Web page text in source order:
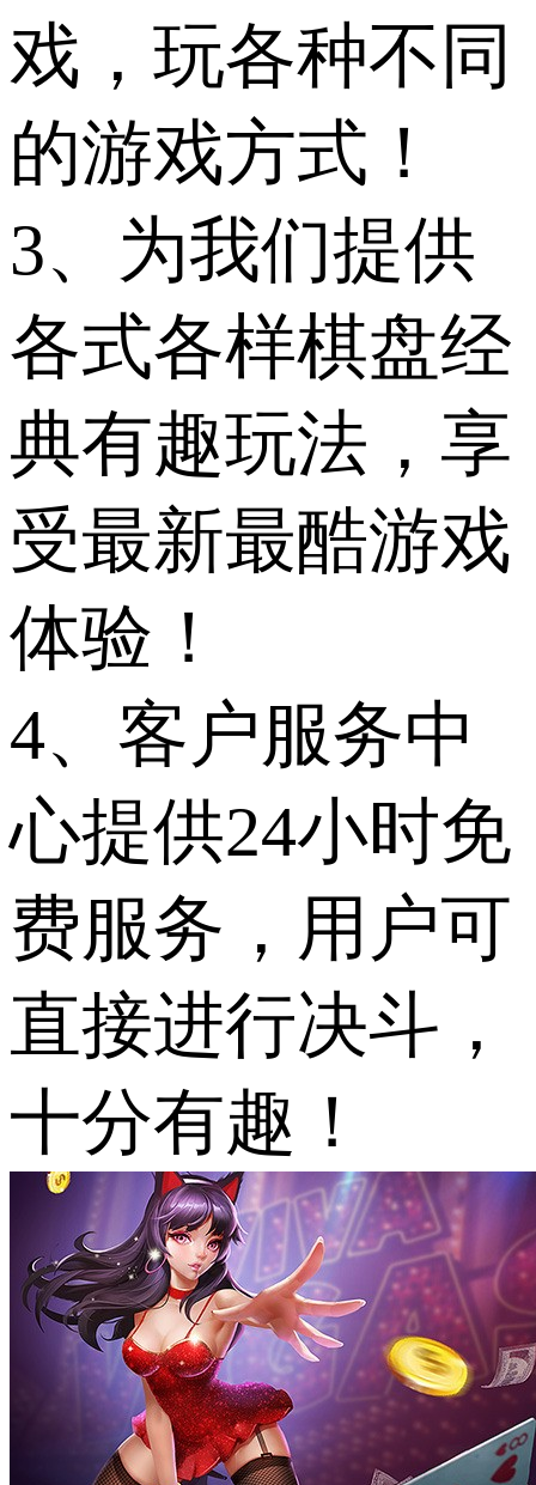
戏，玩各种不同
的游戏方式！
3、为我们提供
各式各样棋盘经
典有趣玩法，享
受最新最酷游戏
体验！
4、客户服务中
心提供24小时免
费服务，用户可
直接进行决斗，
十分有趣！